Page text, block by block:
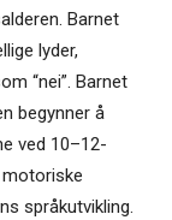
Barnet
lyder,
“nei”. Barnet
begynner å
ved 10–12-
motoriske
språkutvikling.